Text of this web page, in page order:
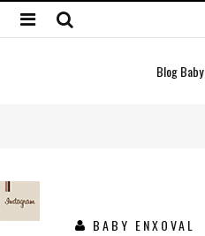
Blog
BABY ENXOVAL